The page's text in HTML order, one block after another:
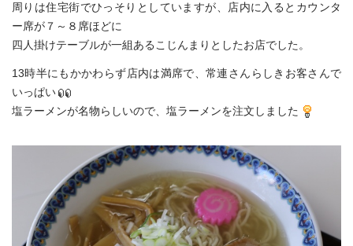
周りは住宅街でひっそりとしていますが、店内に入るとカウンタ
ー席が７～８席ほどに
四人掛けテーブルが一組あるこじんまりとしたお店でした。
13時半にもかかわらず店内は満席で、常連さんらしきお客さんで
いっぱい
塩ラーメンが名物らしいので、塩ラーメンを注文しました